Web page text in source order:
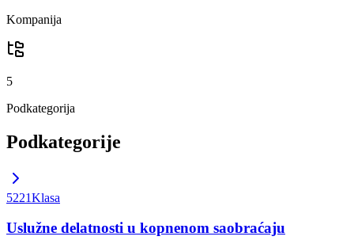
Kompanija
5
Podkategorija
Podkategorije
5221Klasa
Uslužne delatnosti u kopnenom saobraćaju